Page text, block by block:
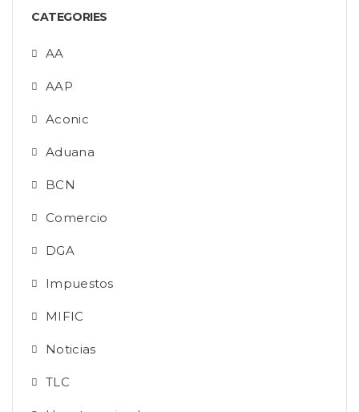
CATEGORIES
AA
AAP
Aconic
Aduana
BCN
Comercio
DGA
Impuestos
MIFIC
Noticias
TLC